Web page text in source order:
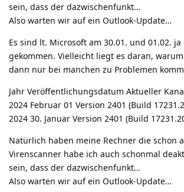
sein, dass der dazwischenfunkt…
Also warten wir auf ein Outlook-Update…
Es sind lt. Microsoft am 30.01. und 01.02. ja
gekommen. Vielleicht liegt es daran,
dann nur bei manchen zu Problemen
Jahr Veröffentlichungsdatum Aktueller
2024 Februar 01 Version 2401 (Build
2024 30. Januar Version 2401 (Build
Natürlich haben meine Rechner die schon
Virenscanner habe ich auch schonmal
sein, dass der dazwischenfunkt…
Also warten wir auf ein Outlook-Update…